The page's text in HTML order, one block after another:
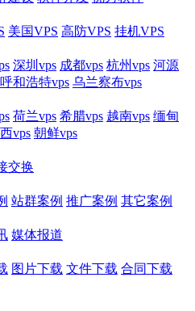
美国VPS 高防VPS 挂机VPS
深圳vps 成都vps 杭州vps 河源
呼和浩特vps 乌兰察布vps
荷兰vps 希腊vps 越南vps 缅甸
vps 朝鲜vps
交换
站群案例 推广案例 其它案例
媒体报道
图片下载 文件下载 合同下载